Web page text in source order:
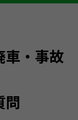
車・事故
問